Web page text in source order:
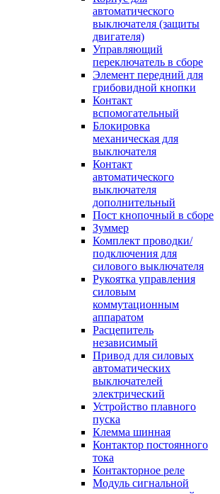
автоматического
выключателя (защиты
двигателя)
Управляющий
переключатель в сборе
Элемент передний для
грибовидной кнопки
Контакт
вспомогательный
Блокировка
механическая для
выключателя
Контакт
автоматического
выключателя
дополнительный
Пост кнопочный в сборе
Зуммер
Комплект проводки/
подключения для
силового выключателя
Рукоятка управления
силовым
коммутационным
аппаратом
Расцепитель
независимый
Привод для силовых
автоматических
выключателей
электрический
Устройство плавного
пуска
Клемма шинная
Контактор постоянного
тока
Контакторное реле
Модуль сигнальной